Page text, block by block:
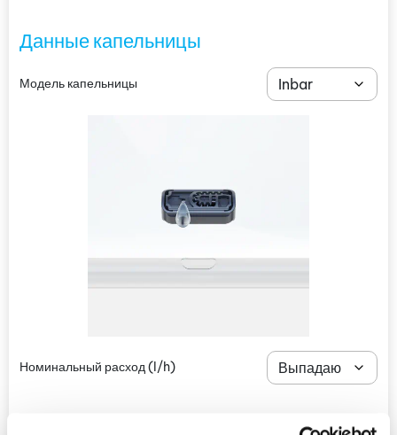
Данные капельницы
Модель капельницы
Номинальный расход(l/h)